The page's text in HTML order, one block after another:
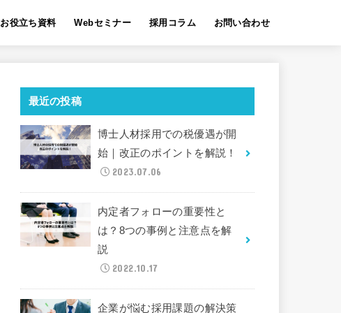
お役立ち資料 Webセミナー 採用コラム お問い合わせ
最近の投稿
博士人材採用での税優遇が開
始｜改正のポイントを解説！
2023.07.06
内定者フォローの重要性と
は？8つの事例と注意点を解
説
2022.10.17
企業が悩む採用課題の解決策